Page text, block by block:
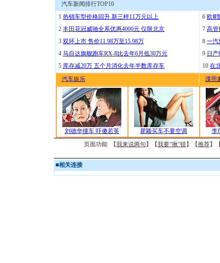
汽车新闻排行TOP10
1 热销车型价格回升 新三样11万元以上
2 丰田花冠威驰全系优惠4000元 仅限北京
3 双环上市 售价11.98万至15.98万
4 马自达旗舰跑车RX-8比去年6月低30万元
5 库存减20万 五个月消化去年半数库存车
6 欧Ⅲ
7 高管
8 一汽
9 日
10 在
汽车娱乐
谍照
刘德华撞车 吓傻若英 瞿颖买车不要空调
李
页面功能 【我来说两句 】【我要“揪”错】【推荐】
■相关连接